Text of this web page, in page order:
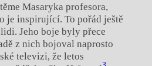
Masaryka profesora,
je inspirující. To pořád ještě
Jeho boje byly přece
z nich bojoval naprosto
televizi, že letos